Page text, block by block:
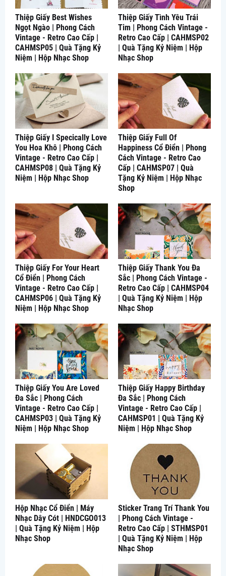
Thiệp Giấy Best Wishes
Ngọt Ngào | Phong Cách
Vintage - Retro Cao Cấp |
CAHMSP05 | Quà Tặng Kỷ
Niệm | Hộp Nhạc Shop
Thiệp Giấy Tình Yêu Trái
Tim | Phong Cách Vintage -
Retro Cao Cấp | CAHMSP02
| Quà Tặng Kỷ Niệm | Hộp
Nhạc Shop
Thiệp Giấy I Specically Love
You Hoa Khô | Phong Cách
Vintage - Retro Cao Cấp |
CAHMSP08 | Quà Tặng Kỷ
Niệm | Hộp Nhạc Shop
Thiệp Giấy Full Of
Happiness Cổ Điển | Phong
Cách Vintage - Retro Cao
Cấp | CAHMSP07 | Quà
Tặng Kỷ Niệm | Hộp Nhạc
Shop
Thiệp Giấy For Your Heart
Cổ Điển | Phong Cách
Vintage - Retro Cao Cấp |
CAHMSP06 | Quà Tặng Kỷ
Niệm | Hộp Nhạc Shop
Thiệp Giấy Thank You Đa
Sắc | Phong Cách Vintage -
Retro Cao Cấp | CAHMSP04
| Quà Tặng Kỷ Niệm | Hộp
Nhạc Shop
Thiệp Giấy You Are Loved
Đa Sắc | Phong Cách
Vintage - Retro Cao Cấp |
CAHMSP03 | Quà Tặng Kỷ
Niệm | Hộp Nhạc Shop
Thiệp Giấy Happy Birthday
Đa Sắc | Phong Cách
Vintage - Retro Cao Cấp |
CAHMSP01 | Quà Tặng Kỷ
Niệm | Hộp Nhạc Shop
Hộp Nhạc Cổ Điển | Máy
Nhạc Dây Cót | HNDCGO013
| Quà Tặng Kỷ Niệm | Hộp
Nhạc Shop
Sticker Trang Trí Thank You
| Phong Cách Vintage -
Retro Cao Cấp | STHMSP01
| Quà Tặng Kỷ Niệm | Hộp
Nhạc Shop